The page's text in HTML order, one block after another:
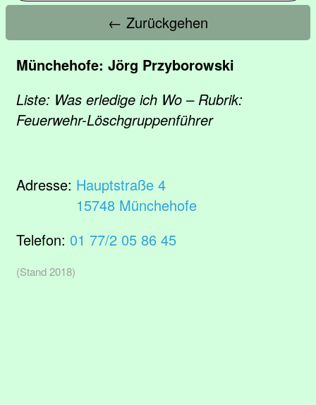
← Zurückgehen
Münchehofe: Jörg Przyborowski
Liste: Was erledige ich Wo – Rubrik:
Feuerwehr-Löschgruppenführer
Adresse: Hauptstraße 4
15748 Münchehofe
Telefon: 01 77/2 05 86 45
(Stand 2018)